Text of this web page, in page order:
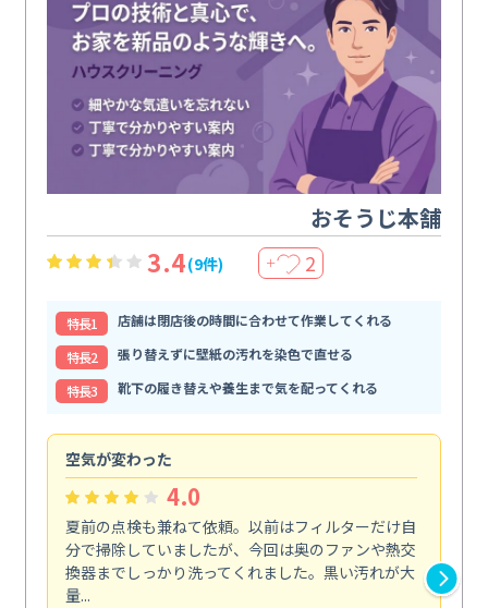
おそうじ本舗
3.4(9件) ＋ 2
特⻑1
店舗は閉店後の時間に合わせて作業してくれる
特⻑2
張り替えずに壁紙の汚れを染色で直せる
特⻑3
靴下の履き替えや養生まで気を配ってくれる
空気が変わった
4.0
夏前の点検も兼ねて依頼。以前はフィルターだけ自
分で掃除していましたが、今回は奥のファンや熱交
換器までしっかり洗ってくれました。黒い汚れが大
量...